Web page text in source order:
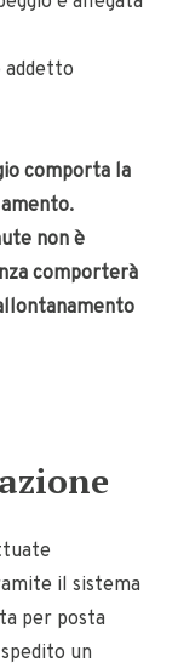
addetto
comporta la
non è
comporterà
il sistema
per posta
un